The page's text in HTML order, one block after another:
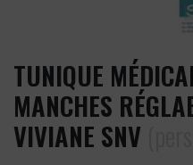
TUNIQUE
MANCHES
VIVIANE SNV